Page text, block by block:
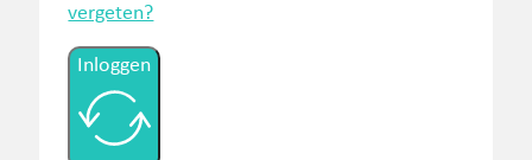
vergeten?
Inloggen